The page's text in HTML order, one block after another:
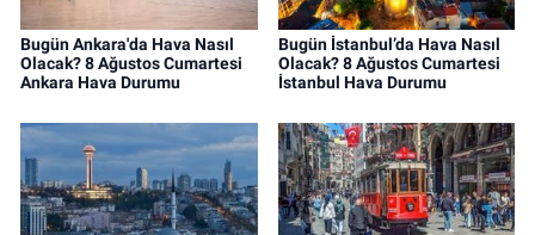
Bugün Ankara'da Hava Nasıl
Olacak? 8 Ağustos Cumartesi
Ankara Hava Durumu
Bugün İstanbul’da Hava Nasıl
Olacak? 8 Ağustos Cumartesi
İstanbul Hava Durumu